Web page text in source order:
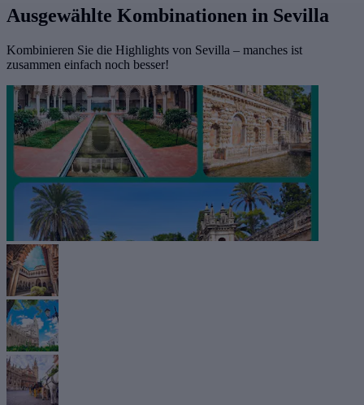
Ausgewählte Kombinationen in Sevilla
Kombinieren Sie die Highlights von Sevilla – manches ist
zusammen einfach noch besser!